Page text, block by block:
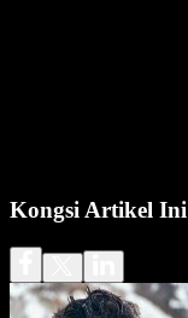
Kongsi Artikel Ini